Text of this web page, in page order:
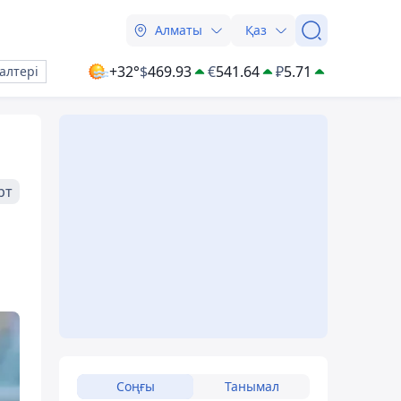
Алматы Қаз
+32°$469.93 €541.64 ₽5.71
Соңғы Танымал